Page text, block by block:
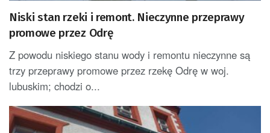
Niski stan rzeki i remont. Nieczynne przeprawy
promowe przez Odrę
Z powodu niskiego stanu wody i remontu nieczynne są
trzy przeprawy promowe przez rzekę Odrę w woj.
lubuskim; chodzi o...